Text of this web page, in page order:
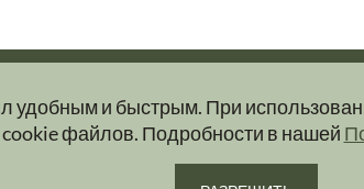
удобным и быстрым. При
файлов. Подробности в нашей
и ни при каких условиях информационные
и актуальную информацию об услугах вы можете